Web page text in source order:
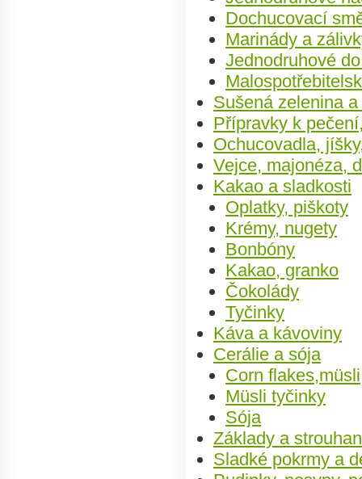
Dochucovací
Marinády a
Jednodruhové
Sušená zelenina
Přípravky k
Ochucovadla,
Vejce, majonéza,
Kakao a sladkosti
Oplatky, piškoty
Krémy, nugety
Bonbóny
Kakao, granko
Čokolády
Tyčinky
Káva a kávoviny
Cerálie a sója
Corn flakes,müsli
Müsli tyčinky
Sója
Základy a
Sladké pokrmy a